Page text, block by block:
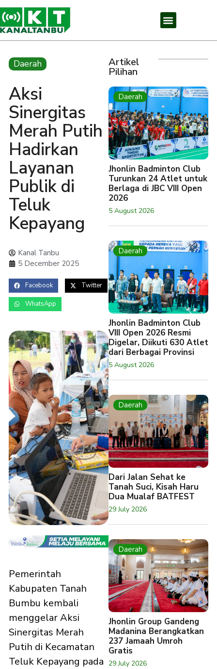
Daerah
Aksi
Sinergitas
Merah Putih
Hadirkan
Layanan
Publik di
Teluk
Kepayang
Kanal Tanbu
5 December 2025
Facebook Twitter
WhatsApp
Pemerintah
Kabupaten Tanah
Bumbu kembali
menggelar Aksi
Sinergitas Merah
Putih di Kecamatan
Teluk Kepayang pada
Artikel
Pilihan
Daerah
Jhonlin Badminton Club
Turunkan 24 Atlet untuk
Berlaga di JBC VIII Open
2026
5 August 2026
Daerah
Jhonlin Badminton Club
VIII Open 2026 Resmi
Digelar, Diikuti 630 Atlet
dari Berbagai Provinsi
5 August 2026
Daerah
Dari Jalan Sehat ke
Tanah Suci, Kisah Haru
Dua Mualaf BATFEST
29 July 2026
Daerah
Jhonlin Group Gandeng
Madanina Berangkatkan
237 Jamaah Umroh
Gratis
29 July 2026